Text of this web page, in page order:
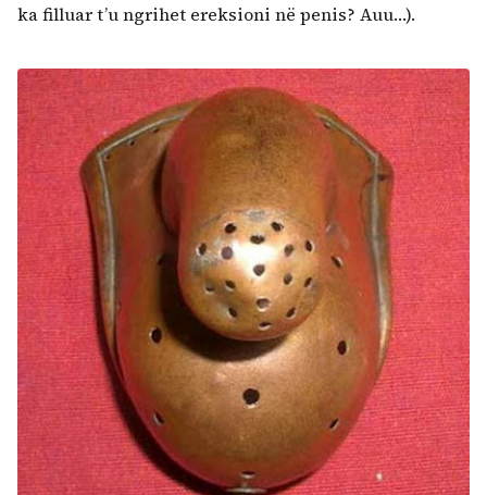
ka filluar t’u ngrihet ereksioni në penis? Auu…).